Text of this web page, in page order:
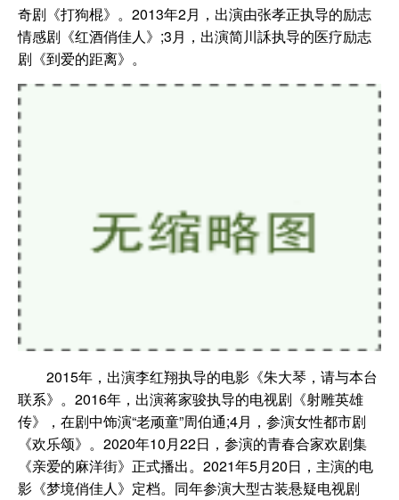
奇剧《打狗棍》。2013年2月，出演由张孝正执导的励志
情感剧《红酒俏佳人》;3月，出演简川訸执导的医疗励志
剧《到爱的距离》。
2015年，出演李红翔执导的电影《朱大琴，请与本台
联系》。2016年，出演蒋家骏执导的电视剧《射雕英雄
传》，在剧中饰演“老顽童”周伯通;4月，参演女性都市剧
《欢乐颂》。2020年10月22日，参演的青春合家欢剧集
《亲爱的麻洋街》正式播出。2021年5月20日，主演的电
影《梦境俏佳人》定档。同年参演大型古装悬疑电视剧